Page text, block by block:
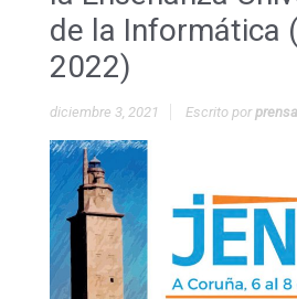
de la Informática
2022)
diciembre 3, 2021 Escrito porprensa